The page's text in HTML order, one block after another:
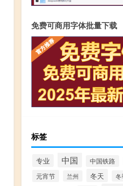
免费可商用字体批量下载
标签
专业 中国 中国铁路
元宵节 兰州 冬天 冬